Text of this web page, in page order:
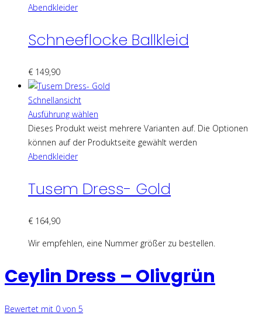
Abendkleider
Schneeflocke Ballkleid
€ 149,90
Schnellansicht
Ausführung wählen
Dieses Produkt weist mehrere Varianten auf. Die Optionen
können auf der Produktseite gewählt werden
Abendkleider
Tusem Dress- Gold
€ 164,90
Wir empfehlen, eine Nummer größer zu bestellen.
Ceylin Dress – Olivgrün
Bewertet mit 0 von 5